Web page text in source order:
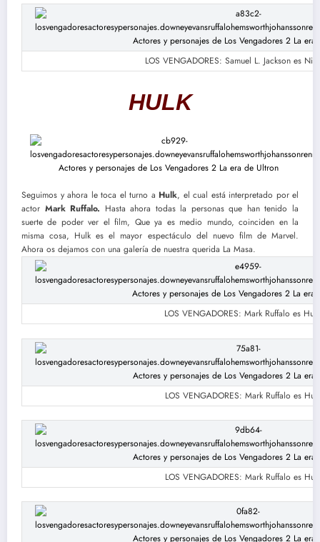
LOS VENGADORES: Samuel L. Jackson es
HULK
Seguimos y ahora le toca el turno a Hulk, el cual está interpretado por el
actor Mark Ruffalo. Hasta ahora todas la personas que han tenido la
suerte de poder ver el film, Que ya es medio mundo, coinciden en la
misma cosa, Hulk es el mayor espectáculo del nuevo film de Marvel.
Ahora os dejamos con una galería de nuestra querida La Masa.
LOS VENGADORES: Mark Ruffalo es Hulk
LOS VENGADORES: Mark Ruffalo es Hulk
LOS VENGADORES: Mark Ruffalo es Hulk